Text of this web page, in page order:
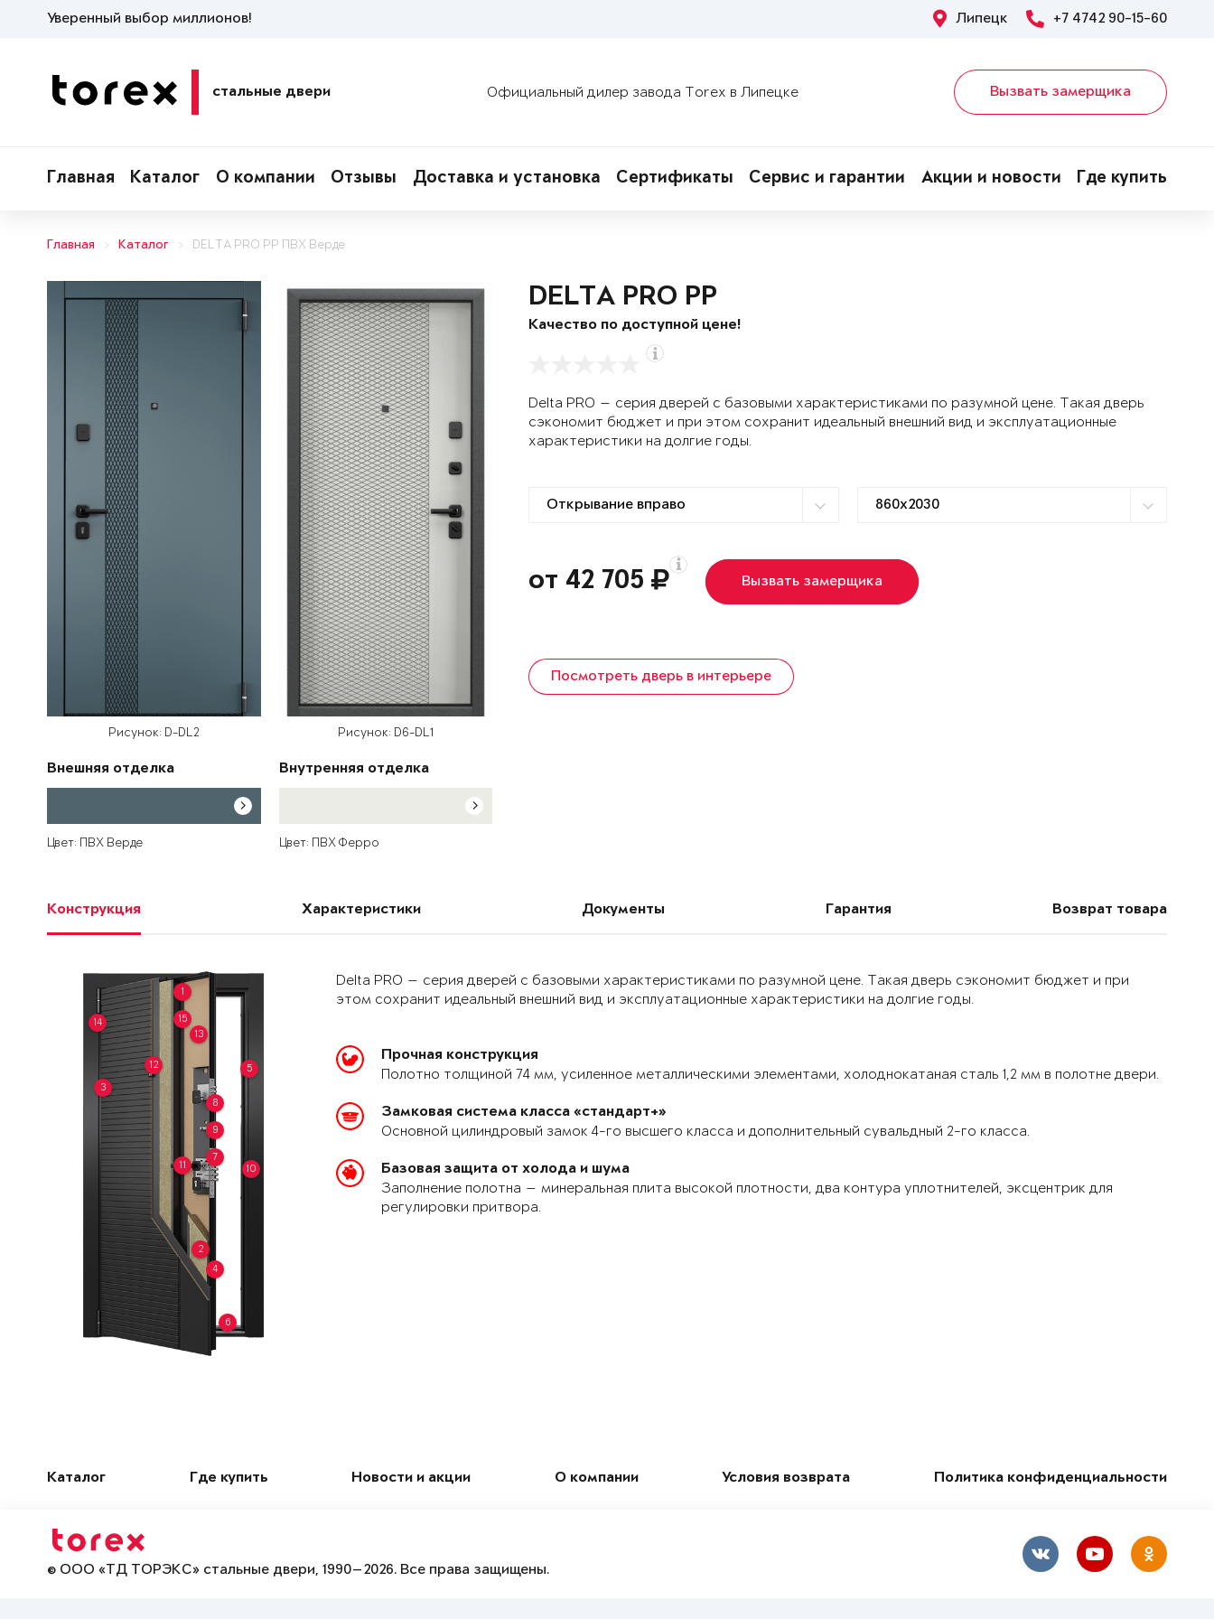
Уверенный выбор миллионов! Липецк +7 4742 90-15-60
стальные двери Официальный дилер завода Torex в Липецке Вызвать замерщика
Главная Каталог О компании Отзывы Доставка и установка Сертификаты Сервис и гарантии Акции и новости Где купить
Главная Каталог DELTA PRO PP ПВХ Верде
Рисунок: D-DL2
Внешняя отделка
Цвет: ПВХ Верде
Рисунок: D6-DL1
Внутренняя отделка
Цвет: ПВХ Ферро
DELTA PRO PP
Качество по доступной цене!
Delta PRO — серия дверей с базовыми характеристиками по разумной цене. Такая дверь
сэкономит бюджет и при этом сохранит идеальный внешний вид и эксплуатационные
характеристики на долгие годы.
от 42 705 Вызвать замерщика
Посмотреть дверь в интерьере
Конструкция Характеристики Документы Гарантия Возврат товара
1
2
3
4
5
6
7
8
9
10
11
12
13
14 15
Delta PRO — серия дверей с базовыми характеристиками по разумной цене. Такая дверь сэкономит бюджет и при
этом сохранит идеальный внешний вид и эксплуатационные характеристики на долгие годы.
Прочная конструкция
Полотно толщиной 74 мм, усиленное металлическими элементами, холоднокатаная сталь 1,2 мм в полотне двери.
Замковая система класса «стандарт+»
Основной цилиндровый замок 4-го высшего класса и дополнительный сувальдный 2-го класса.
Базовая защита от холода и шума
Заполнение полотна — минеральная плита высокой плотности, два контура уплотнителей, эксцентрик для
регулировки притвора.
Каталог Где купить Новости и акции О компании Условия возврата Политика конфиденциальности
© ООО «ТД ТОРЭКС» стальные двери, 1990—2026. Все права защищены.